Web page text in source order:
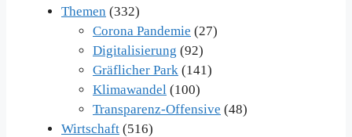
Themen (332)
Corona Pandemie (27)
Digitalisierung (92)
Gräflicher Park (141)
Klimawandel (100)
Transparenz-Offensive (48)
Wirtschaft (516)